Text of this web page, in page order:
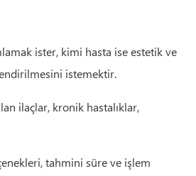
ister, kimi hasta ise estetik ve
istemektir.
ilaçlar, kronik hastalıklar,
tahmini süre ve işlem